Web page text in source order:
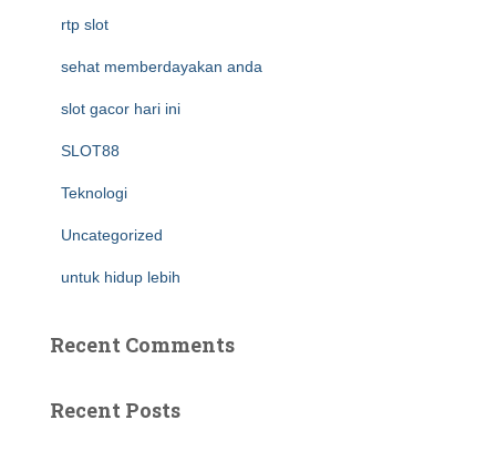
rtp slot
sehat memberdayakan anda
slot gacor hari ini
SLOT88
Teknologi
Uncategorized
untuk hidup lebih
Recent Comments
Recent Posts